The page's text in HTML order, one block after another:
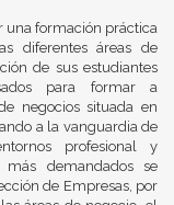
una formación práctica
diferentes áreas de
de sus estudiantes
para formar a
negocios situada en
a la vanguardia de
profesional y
más demandados se
de Empresas, por